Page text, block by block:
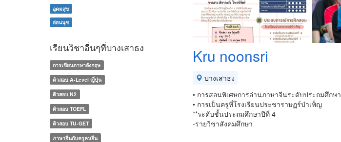
Kru noonsri
บางเสาธง
• การสอนพิเศษการอ่านภาษาจีนระดับประถมศึกษา
• การเป็นครูที่โรงเรียนประชาราษฏร์บำเพ็ญ
**ระดับชั้นประถมศึกษาปีที่ 4
-รายวิชาสังคมศึกษา
อุดมสุข
อ่อนนุช
เรียนวิชาอื่นๆที่บางเสาธง
การเขียนภาษาอังกฤษ
ติวสอบ A-Level ญี่ปุ่น
ติวสอบ N2
ติวสอบ TOEFL
ติวสอบ TU-GET
ภาษาจีนกับครูคนจีน